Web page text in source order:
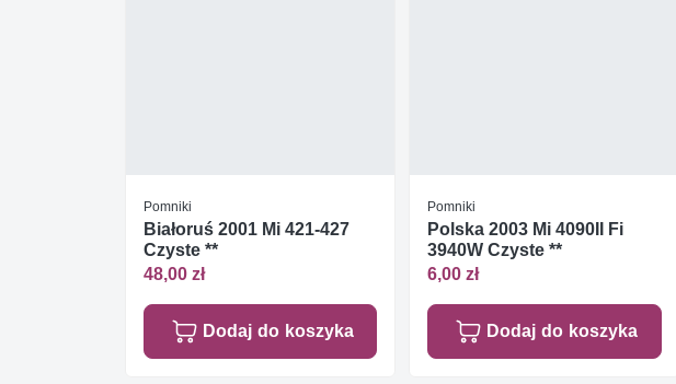
Pomniki
Białoruś 2001 Mi 421-427
Czyste **
48,00 zł
Dodaj do koszyka
Pomniki
Polska 2003 Mi 4090II Fi
3940W Czyste **
6,00 zł
Dodaj do koszyka